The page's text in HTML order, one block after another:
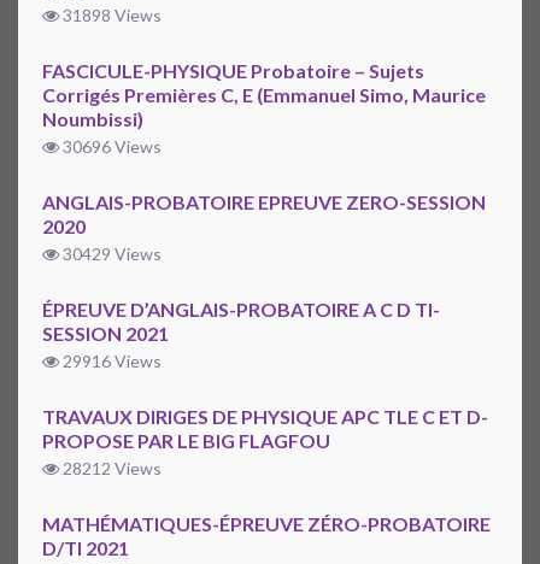
31898 Views
FASCICULE-PHYSIQUE Probatoire – Sujets
Corrigés Premières C, E (Emmanuel Simo, Maurice
Noumbissi)
30696 Views
ANGLAIS-PROBATOIRE EPREUVE ZERO-SESSION
2020
30429 Views
ÉPREUVE D’ANGLAIS-PROBATOIRE A C D TI-
SESSION 2021
29916 Views
TRAVAUX DIRIGES DE PHYSIQUE APC TLE C ET D-
PROPOSE PAR LE BIG FLAGFOU
28212 Views
MATHÉMATIQUES-ÉPREUVE ZÉRO-PROBATOIRE
D/TI 2021